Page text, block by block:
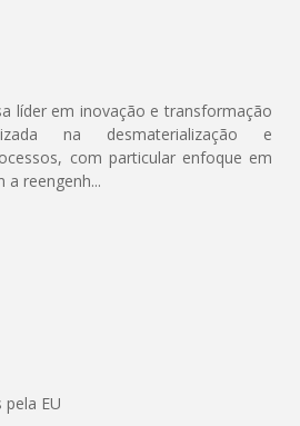
líder em inovação e transformação
na desmaterialização e
com particular enfoque em
a reengenh...
EU